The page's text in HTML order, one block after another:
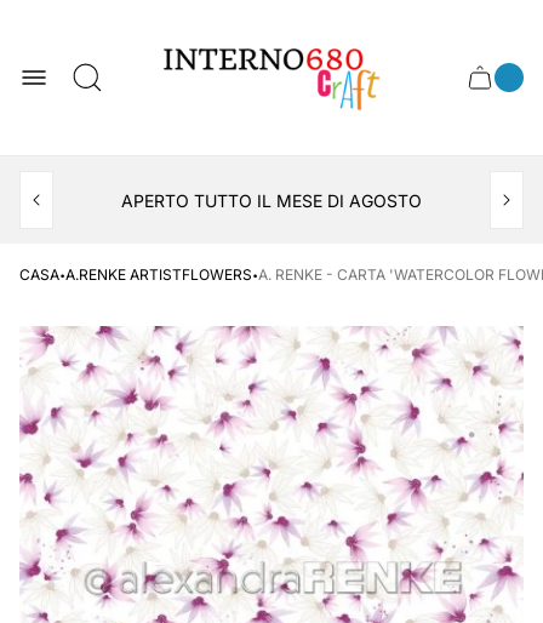
del
negozio
Cassetto
APERTO TUTTO IL MESE DI AGOSTO
CASA·A.RENKE ARTISTFLOWERS·A. RENKE - CARTA 'WATERCOLOR